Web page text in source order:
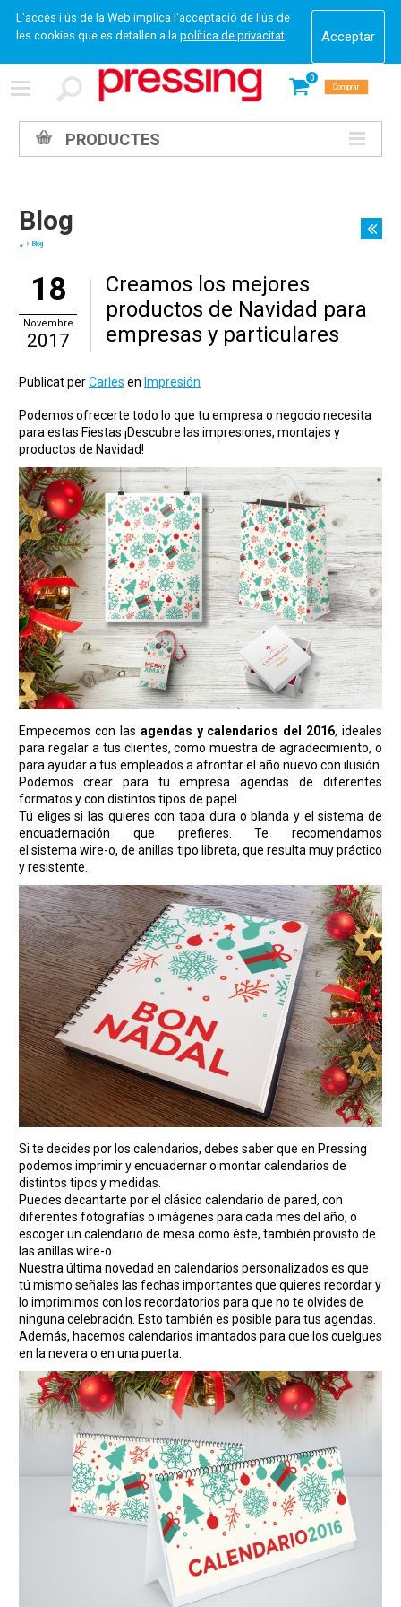
L'accés i ús de la Web implica l'acceptació de l'ús de
les cookies que es detallen a la política de privacitat.
0
Comprar
PRODUCTES
Blog
Blog
18
Novembre
2017
Creamos los mejores
productos de Navidad para
empresas y particulares
Publicat perCarles en Impresión
Podemos ofrecerte todo lo que tu empresa o negocio necesita
para estas Fiestas ¡Descubre las impresiones, montajes y
productos de Navidad!
Empecemos con las agendas y calendarios del 2016, ideales
para regalar a tus clientes, como muestra de agradecimiento, o
para ayudar a tus empleados a afrontar el año nuevo con ilusión.
Podemos crear para tu empresa agendas de diferentes
formatos y con distintos tipos de papel.
Tú eliges si las quieres con tapa dura o blanda y el sistema de
encuadernación que prefieres. Te recomendamos
elsistema wire-o, de anillas tipo libreta, que resulta muy práctico
y resistente.
Si te decides por los calendarios, debes saber que en Pressing
podemos imprimir y encuadernar o montar calendarios de
distintos tipos y medidas.
Puedes decantarte por el clásico calendario de pared, con
diferentes fotografías o imágenes para cada mes del año, o
escoger un calendario de mesa como éste, también provisto de
las anillas wire-o.
Nuestra última novedad en calendarios personalizados es que
tú mismo señales las fechas importantes que quieres recordar y
lo imprimimos con los recordatorios para que no te olvides de
ninguna celebración. Esto también es posible para tus agendas.
Además, hacemos calendarios imantados para que los cuelgues
en la nevera o en una puerta.